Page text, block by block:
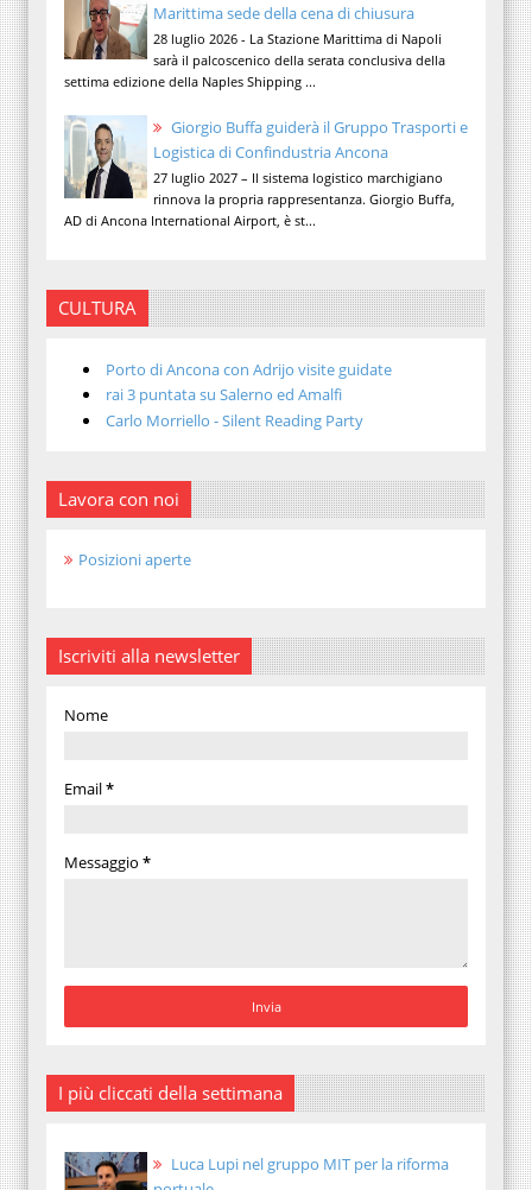
Marittima sede della cena di chiusura
28 luglio 2026 - La Stazione Marittima di Napoli
sarà il palcoscenico della serata conclusiva della
settima edizione della Naples Shipping ...
Giorgio Buffa guiderà il Gruppo Trasporti e
Logistica di Confindustria Ancona
27 luglio 2027 – Il sistema logistico marchigiano
rinnova la propria rappresentanza. Giorgio Buffa,
AD di Ancona International Airport, è st...
CULTURA
Porto di Ancona con Adrijo visite guidate
rai 3 puntata su Salerno ed Amalfi
Carlo Morriello - Silent Reading Party
Lavora con noi
Posizioni aperte
Iscriviti alla newsletter
Nome
Email*
Messaggio *
I più cliccati della settimana
Luca Lupi nel gruppo MIT per la riforma